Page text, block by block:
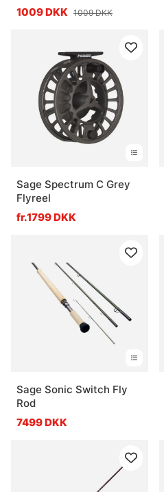
1009 DKK 1009 DKK
Sage Spectrum C Grey
Flyreel
fr.1799 DKK
Sage Sonic Switch Fly
Rod
7499 DKK